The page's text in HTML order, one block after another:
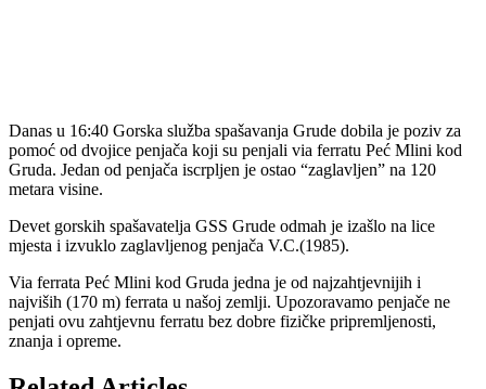
Danas u 16:40 Gorska služba spašavanja Grude dobila je poziv za
pomoć od dvojice penjača koji su penjali via ferratu Peć Mlini kod
Gruda. Jedan od penjača iscrpljen je ostao “zaglavljen” na 120
metara visine.
Devet gorskih spašavatelja GSS Grude odmah je izašlo na lice
mjesta i izvuklo zaglavljenog penjača V.C.(1985).
Via ferrata Peć Mlini kod Gruda jedna je od najzahtjevnijih i
najviših (170 m) ferrata u našoj zemlji. Upozoravamo penjače ne
penjati ovu zahtjevnu ferratu bez dobre fizičke pripremljenosti,
znanja i opreme.